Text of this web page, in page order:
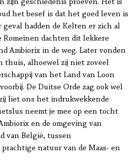
zijn geschiedenis proeven. Het is
het besef is dat het goed leven is
geval hadden de Kelten er zich al
Romeinen dachten dit lekkere
Ambiorix in de weg. Later vonden
thuis, alhoewel zij niet zoveel
van het Land van Loon
De Duitse Orde zag ook wel
liet ons het indrukwekkende
neemt je mee op een tocht
en de omgeving van
van België, tussen
natuur van de Maas- en